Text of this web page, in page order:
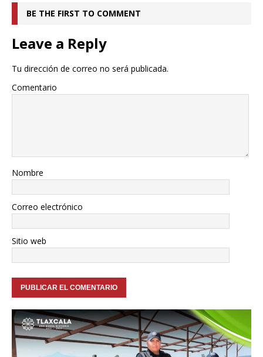
BE THE FIRST TO COMMENT
Leave a Reply
Tu dirección de correo no será publicada.
Comentario
Nombre
Correo electrónico
Sitio web